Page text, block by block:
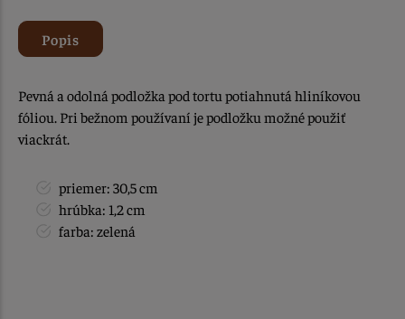
Popis
Pevná a odolná podložka pod tortu potiahnutá hliníkovou
fóliou. Pri bežnom používaní je podložku možné použiť
viackrát.
priemer: 30,5 cm
hrúbka: 1,2 cm
farba: zelená